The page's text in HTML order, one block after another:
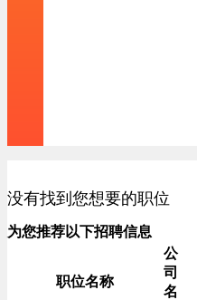
没有找到您想要的职位
为您推荐以下招聘信息
职位名称
公
司
名